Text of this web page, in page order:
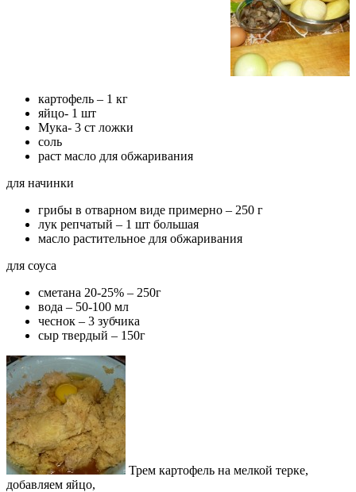
картофель – 1 кг
яйцо- 1 шт
Мука- 3 ст ложки
соль
раст масло для обжаривания
для начинки
грибы в отварном виде примерно – 250 г
лук репчатый – 1 шт большая
масло растительное для обжаривания
для соуса
сметана 20-25% – 250г
вода – 50-100 мл
чеснок – 3 зубчика
сыр твердый – 150г
Трем картофель на мелкой терке,
добавляем яйцо,